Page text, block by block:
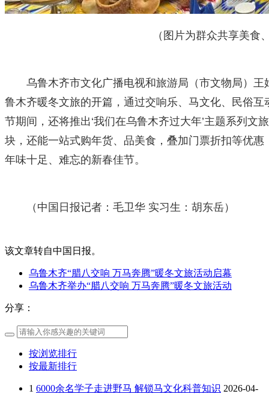
（图片为群众共享美食、暖冬
乌鲁木齐市文化广播电视和旅游局（市文物局）王
鲁木齐暖冬文旅的开篇，通过交响乐、马文化、民俗
节期间，还将推出‘我们在乌鲁木齐过大年’主题系列
块，还能一站式购年货、品美食，叠加门票折扣等优
年味十足、难忘的新春佳节。
（中国日报记者：毛卫华 实习生：胡东岳）
该文章转自中国日报。
乌鲁木齐“腊八交响 万马奔腾”暖冬文旅活动启幕
乌鲁木齐举办“腊八交响 万马奔腾”暖冬文旅活动
分享：
按浏览排行
按最新排行
1 6000余名学子走进野马 解锁马文化科普知识 2026-04-